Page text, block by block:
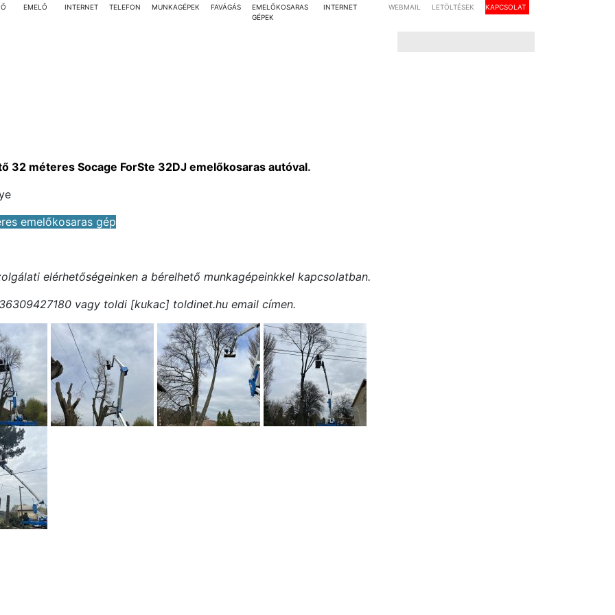
EMELŐ
INTERNET TELEFON MUNKAGÉPEK FAVÁGÁS
EMELŐKOSARAS
GÉPEK
INTERNET
WEBMAIL LETÖLTÉSEK KAPCSOLAT
32 méteres Socage ForSte 32DJ emelőkosaras autóval.
emelőkosaras gép
elérhetőségeinken a bérelhető munkagépeinkkel kapcsolatban.
vagy toldi [kukac] toldinet.hu email címen.